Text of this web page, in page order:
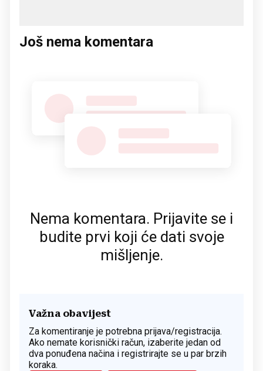
Još nema komentara
Nema komentara. Prijavite se i
budite prvi koji će dati svoje
mišljenje.
Važna obavijest
Za komentiranje je potrebna prijava/registracija.
Ako nemate korisnički račun, izaberite jedan od
dva ponuđena načina i registrirajte se u par brzih
koraka.